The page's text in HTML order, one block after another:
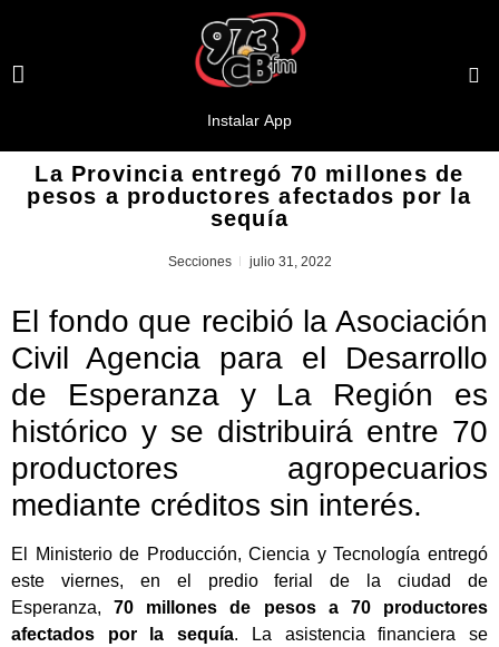
La Provincia entregó 70 millones de
pesos a productores afectados por la
sequía
Secciones julio 31, 2022
El fondo que recibió la Asociación
Civil Agencia para el Desarrollo
de Esperanza y La Región es
histórico y se distribuirá entre 70
productores agropecuarios
mediante créditos sin interés.
El Ministerio de Producción, Ciencia y Tecnología entregó
este viernes, en el predio ferial de la ciudad de
Esperanza,70 millones de pesos a 70 productores
afectados por la sequía. La asistencia financiera se